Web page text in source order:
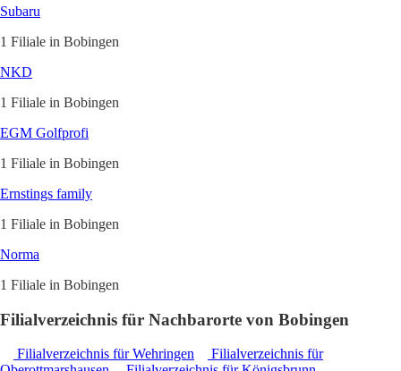
Subaru
1 Filiale in Bobingen
NKD
1 Filiale in Bobingen
EGM Golfprofi
1 Filiale in Bobingen
Ernstings family
1 Filiale in Bobingen
Norma
1 Filiale in Bobingen
Filialverzeichnis für Nachbarorte von Bobingen
Filialverzeichnis für Wehringen
Filialverzeichnis für